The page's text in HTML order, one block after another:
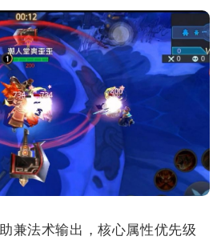
兼法术输出，核心属性优先级